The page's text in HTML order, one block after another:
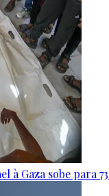
à Gaza sobe para